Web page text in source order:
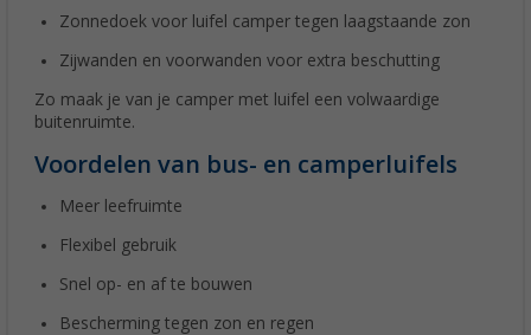
Zonnedoek voor luifel camper tegen laagstaande zon
Zijwanden en voorwanden voor extra beschutting
Zo maak je van je camper met luifel een volwaardige
buitenruimte.
Voordelen van bus- en camperluifels
Meer leefruimte
Flexibel gebruik
Snel op- en af te bouwen
Bescherming tegen zon en regen